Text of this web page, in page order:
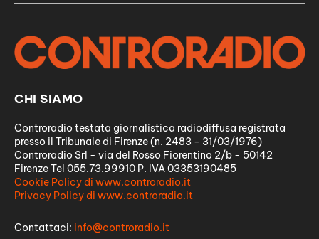
CHI SIAMO
Controradio testata giornalistica radiodiffusa registrata
presso il Tribunale di Firenze (n. 2483 - 31/03/1976)
Controradio Srl - via del Rosso Fiorentino 2/b - 50142
Firenze Tel 055.73.99910 P. IVA 03353190485
Cookie Policy di www.controradio.it
Privacy Policy di www.controradio.it
Contattaci: info@controradio.it